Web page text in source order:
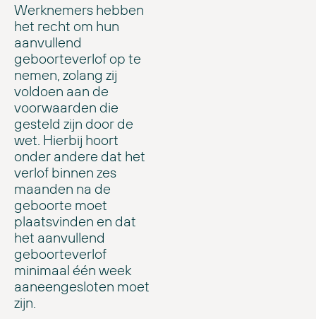
Werknemers hebben
het recht om hun
aanvullend
geboorteverlof op te
nemen, zolang zij
voldoen aan de
voorwaarden die
gesteld zijn door de
wet. Hierbij hoort
onder andere dat het
verlof binnen zes
maanden na de
geboorte moet
plaatsvinden en dat
het aanvullend
geboorteverlof
minimaal één week
aaneengesloten moet
zijn.